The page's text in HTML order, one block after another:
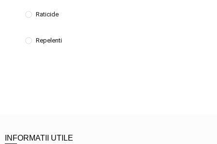
Raticide
Repelenti
INFORMATII UTILE